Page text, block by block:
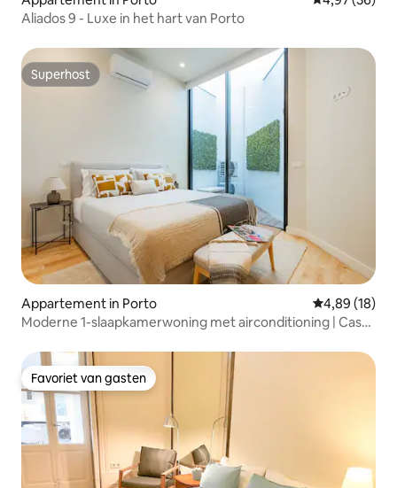
Aliados 9 - Luxe in het hart van Porto
Superhost
Superhost
Appartement in Porto Gemiddelde
4,89 (18)
Moderne 1-slaapkamerwoning met airconditioning | Casa
Favoriet van gasten
Favoriet van gasten